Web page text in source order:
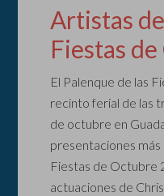
Artistas
Fiestas
El Palenque de las
recinto ferial de las
de octubre en
presentaciones
Fiestas de Octubre
actuaciones de